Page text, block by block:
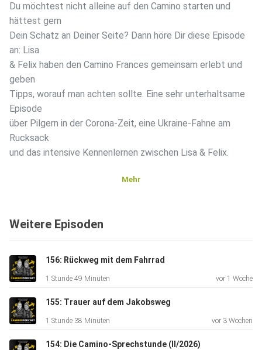
Du möchtest nicht alleine auf den Camino starten und
hättest gern
Dein Schatz an Deiner Seite? Dann höre Dir diese Episode
an: Lisa
& Felix haben den Camino Frances gemeinsam erlebt und
geben
Tipps, worauf man achten sollte. Eine sehr unterhaltsame
Episode
über Pilgern in der Corona-Zeit, eine Ukraine-Fahne am
Rucksack
und das intensive Kennenlernen zwischen Lisa & Felix.
bestellen
Mehr
Weitere Episoden
156: Rückweg mit dem Fahrrad
1 Stunde 49 Minuten vor 1 Woche
155: Trauer auf dem Jakobsweg
1 Stunde 38 Minuten vor 3 Wochen
154: Die Camino-Sprechstunde (II/2026)